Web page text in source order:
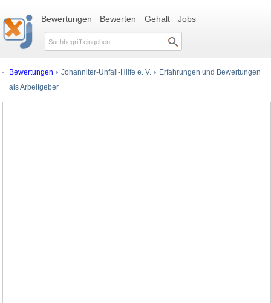
Bewertungen Bewerten Gehalt Jobs
Bewertungen Johanniter-Unfall-Hilfe e. V. Erfahrungen und Bewertungen
als Arbeitgeber